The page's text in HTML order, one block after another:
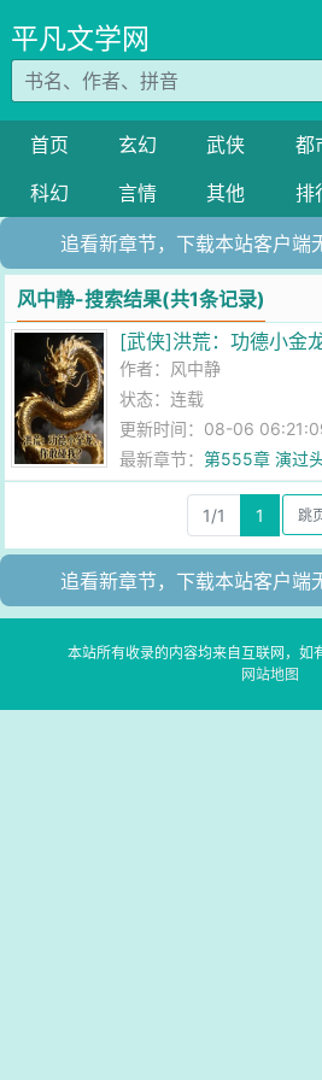
平凡文学网
首页 玄幻 武侠 都
科幻
言情 其他 排
追看新章节，下载本站客户端
风中静-搜索结果(共1条记录)
[武侠]洪荒：功德小金
作者： 风中静
状态：连载
更新时间：08-06
最新章节：第555章 演过头
1/1 1
追看新章节，下载本站客户端
本站所有收录的内容均来自互联网，如
网站地图